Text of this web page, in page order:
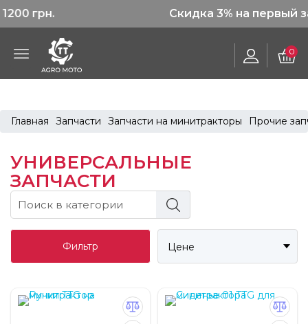
Скидка 3% на первый заказ
0
Главная Запчасти Запчасти на минитракторы Прочие
УНИВЕРСАЛЬНЫЕ
ЗАПЧАСТИ
Фильтр Цене